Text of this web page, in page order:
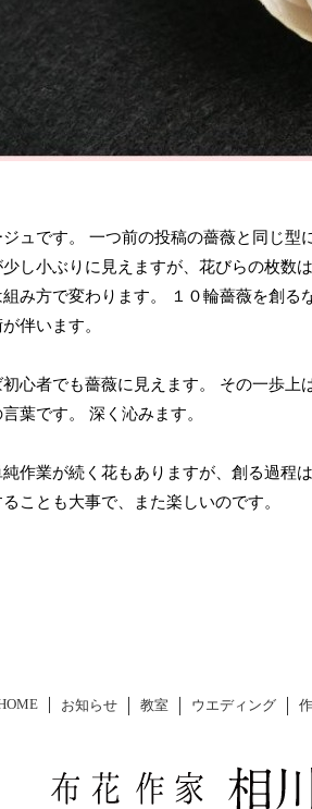
ュです。 一つ前の投稿の薔薇と同じ型
し小ぶりに見えますが、花びらの枚数
み方で変わります。 １０輪薔薇を創る
伴います。
心者でも薔薇に見えます。 その一歩上
葉です。 深く沁みます。
作業が続く花もありますが、創る過程
ことも大事で、また楽しいのです。
お知らせ 教室 ウエディング